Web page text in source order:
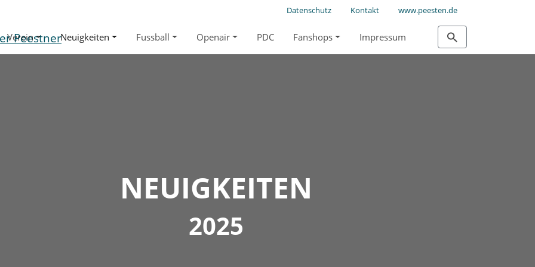
Datenschutz Kontakt www.peesten.de
Verein Neuigkeiten Fussball Openair PDC Fanshops Impressum
NEUIGKEITEN
2025